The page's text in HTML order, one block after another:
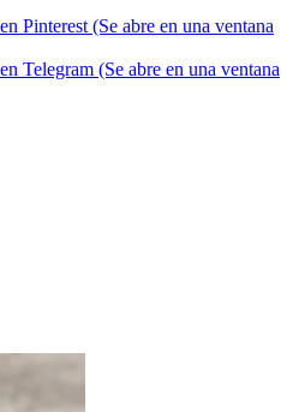
Pinterest (Se abre en una ventana
Telegram (Se abre en una ventana